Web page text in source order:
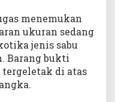
menemukan
ukuran sedang
jenis sabu
Barang bukti
di atas